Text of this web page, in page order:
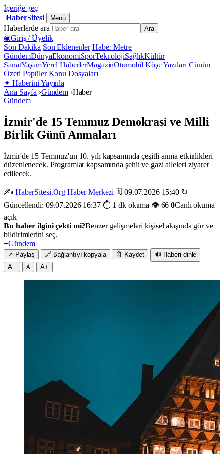
İçeriğe geç
HaberSitesi
Menü
Haberlerde ara Ara
◉Giriş / Üyelik
Son Dakika Son Eklenenler Haber Metre
GündemDünyaEkonomiSporTeknolojiSağlıkKültür
SanatYaşamYerel HaberlerMagazinOtomobil Köşe Yazıları Günün
Özeti Popüler Konu Dosyaları
✦ Haberini Yayınla
Ana Sayfa ›Gündem ›Haber
Gündem
İzmir'de 15 Temmuz Demokrasi ve Milli
Birlik Günü Anmaları
İzmir'de 15 Temmuz'un 10. yılı kapsamında çeşitli anma etkinlikleri
düzenlenecek. Programlar kapsamında şehit ve gazi aileleri ziyaret
edilecek.
✍️ HaberSitesi.Org Haber Merkezi 🗓️ 09.07.2026 15:40 ↻
Güncellendi: 09.07.2026 16:37 ⏱️ 1 dk okuma 👁️ 66 0Canlı okuma
açık
Bu haber ilgini çekti mi?Benzer gelişmeleri kişisel akışında gör ve
bildirimlerini seç.
+Gündem
↗ Paylaş 🔗 Bağlantıyı kopyala 🔖 Kaydet 🔊 Haberi dinle
A−
A A+